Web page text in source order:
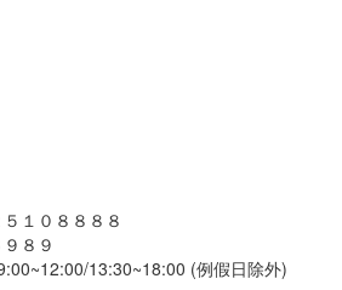
１０８８８８
８９
13:30~18:00 (例假日除外)